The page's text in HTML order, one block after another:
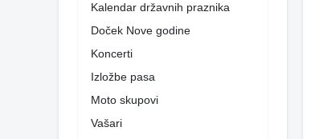
Kalendar državnih praznika
Doček Nove godine
Koncerti
Izložbe pasa
Moto skupovi
Vašari